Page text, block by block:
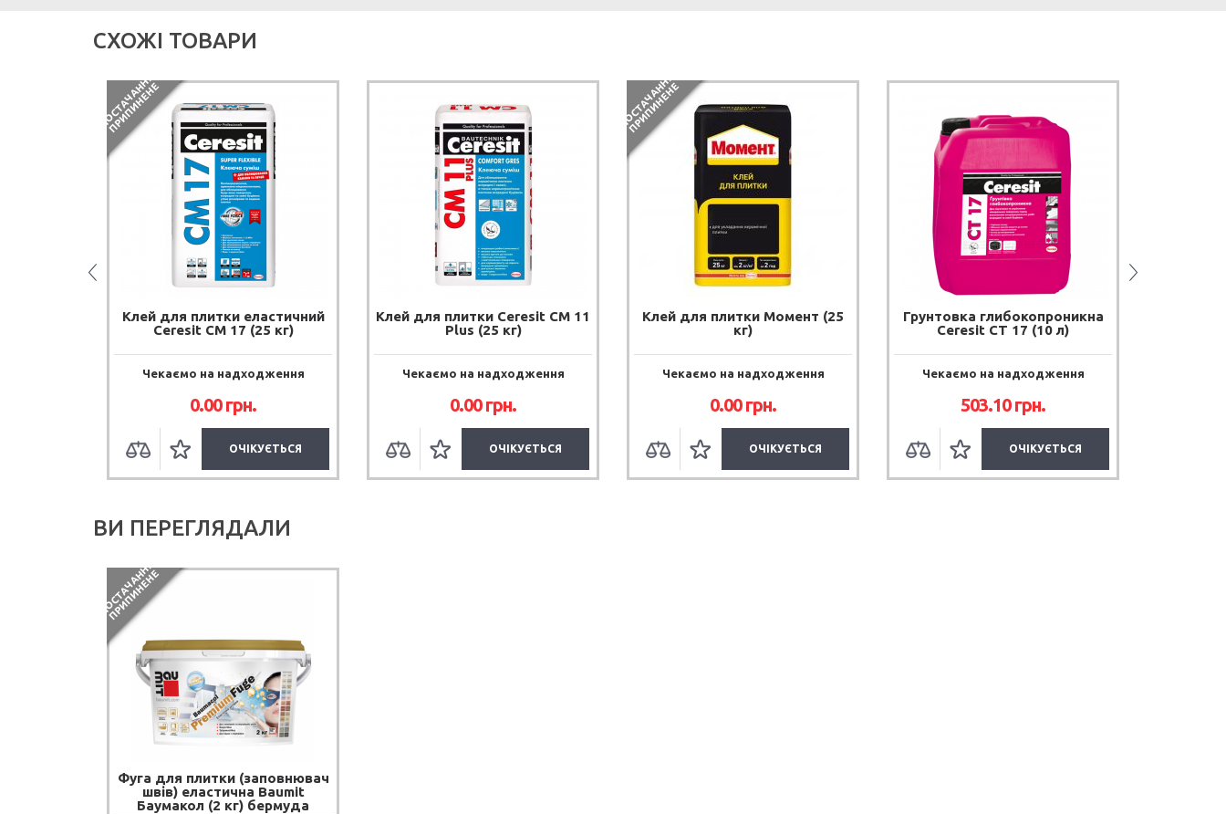
СХОЖІ ТОВАРИ
П
О
С
Т
А
Ч
А
Н
Н
Я
П
Р
И
П
И
Н
Е
Н
Е
Клей для плитки еластичний
Ceresit CM 17 (25 кг)
Чекаємо на надходження
0.00 грн.
ОЧІКУЄТЬСЯ
Клей для плитки Ceresit CM 11
Plus (25 кг)
Чекаємо на надходження
0.00 грн.
ОЧІКУЄТЬСЯ
П
О
С
Т
А
Ч
А
Н
Н
Я
П
Р
И
П
И
Н
Е
Н
Е
Клей для плитки Момент (25
кг)
Чекаємо на надходження
0.00 грн.
ОЧІКУЄТЬСЯ
Грунтовка глибокопроникна
Ceresit CT 17 (10 л)
Чекаємо на надходження
503.10 грн.
ОЧІКУЄТЬСЯ
ВИ ПЕРЕГЛЯДАЛИ
П
О
С
Т
А
Ч
А
Н
Н
Я
П
Р
И
П
И
Н
Е
Н
Е
Фуга для плитки (заповнювач
швів) еластична Baumit
Баумакол (2 кг) бермуда